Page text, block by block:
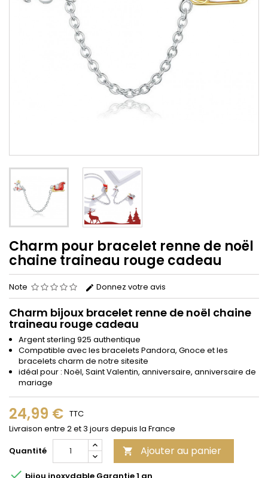
Charm pour bracelet renne de noël
chaine traineau rouge cadeau
Note Donnez votre avis
Charm bijoux bracelet renne de noël chaine
traineau rouge cadeau
Argent sterling 925 authentique
Compatible avec les bracelets Pandora, Gnoce et les
bracelets charm de notre sitesite
idéal pour : Noël, Saint Valentin, anniversaire, anniversaire de
mariage
24,99 € TTC
Livraison entre 2 et 3 jours depuis la France
Quantité
 Ajouter au panier
 bijou inoxydable Garantie 1 an